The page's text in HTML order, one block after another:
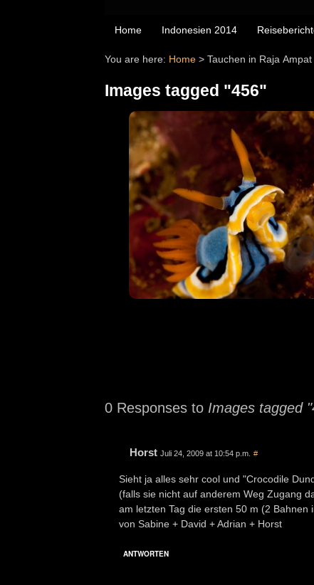
Home Indonesien 2014
You are here: Home > Tauchen in Raja Ampat
Images tagged "456"
0 Responses to Images tagged
Horst Juli 24, 2009 at 10:54 p.m. #
Sieht ja alles sehr cool und "Crocodile
(falls sie nicht auf anderem Weg Zugang
am letzten Tag die ersten 50 m (2
von Sabine + David + Adrian + Horst
ANTWORTEN